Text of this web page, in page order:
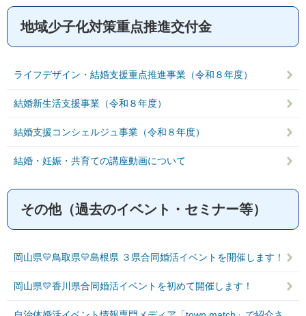
地域少子化対策重点推進交付金
ライフデザイン・結婚支援重点推進事業（令和８年度）
結婚新生活支援事業（令和８年度）
結婚支援コンシェルジュ事業（令和８年度）
結婚・妊娠・共育ての講座動画について
その他（過去のイベント・セミナー等）
岡山県💛鳥取県💛島根県 ３県合同婚活イベントを開催します！
岡山県💛香川県合同婚活イベントを初めて開催します！